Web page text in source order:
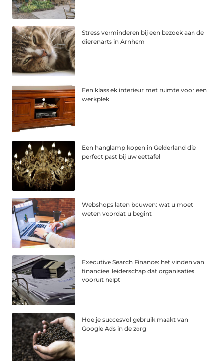
Stress verminderen bij een bezoek aan de
dierenarts in Arnhem
Een klassiek interieur met ruimte voor een
werkplek
Een hanglamp kopen in Gelderland die
perfect past bij uw eettafel
Webshops laten bouwen: wat u moet
weten voordat u begint
Executive Search Finance: het vinden van
financieel leiderschap dat organisaties
vooruit helpt
Hoe je succesvol gebruik maakt van
Google Ads in de zorg